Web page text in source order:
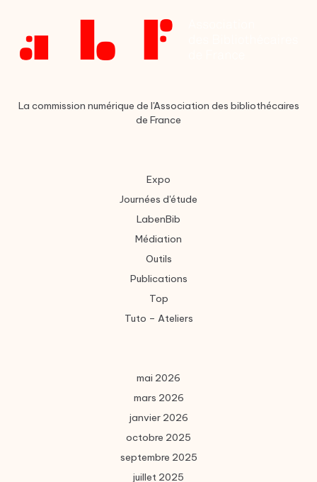
La commission numérique de l'Association des bibliothécaires
de France
Expo
Journées d'étude
LabenBib
Médiation
Outils
Publications
Top
Tuto – Ateliers
mai 2026
mars 2026
janvier 2026
octobre 2025
septembre 2025
juillet 2025